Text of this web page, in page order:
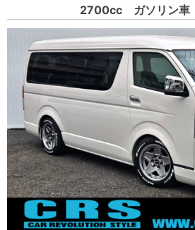
2700cc ガソリン車